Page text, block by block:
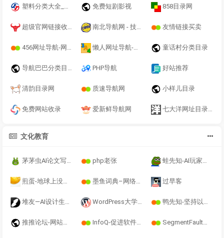
塑料分类大全_行业分类目录_分类目录大全 免费短剧影视 858目录网
超级官网链接收录 南北导航网 - 技术导航-上网导航-网址导航 友情链接买卖
456网址导航-网站收录-自动收录网-网址收录-自动秒收录 懒人网址导航-网站收录-自动收录网-网址收录-自动秒收录 童话村分类目录
导航巴巴分类目录 PHP导航 好站推荐
清韵目录网 质速导航网 小样儿目录
免费网站收录 爱新鲜导航网 七大洋网址目录大全
文化教育
茅茅虫AI论文写作助手-免费AIGC论文查重_写毕业论文降重 php老张 蛙先知-AI玩家社区-
煎蛋-地球上没有新鲜事 墨鱼词典–网络流行梗的百科词典。 过早客
堆友—AI设计生产力工具：零门槛AI绘画+多种电商设计神器 WordPress大学–WordPress建站资源平台 鸭先知-坚持以不付费的伟大原则获取资源！
推推论坛-网站源码模板,插件软件资源分享平台 InfoQ-促进软件开发及相关领域知识与创新的传播-极客邦 SegmentFault思否